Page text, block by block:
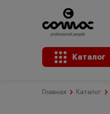
Каталог
Главная Каталог